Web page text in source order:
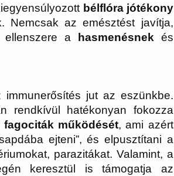
bélflóra jótékony
Nemcsak az emésztést javítja,
ellenszere a hasmenésnek és
jut az eszünkbe.
rendkívül hatékonyan fokozza
fagociták működését, ami azért
ejteni”, és elpusztítani a
parazitákat. Valamint, a
keresztül is támogatja az